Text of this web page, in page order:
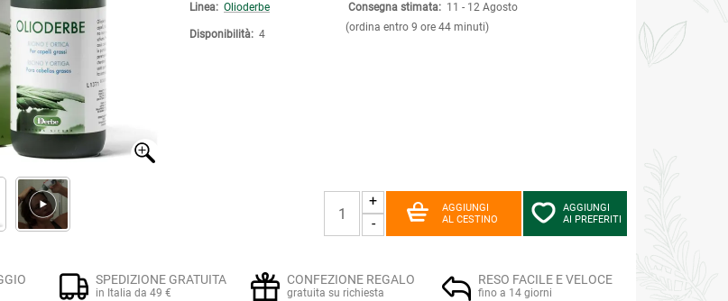
Linea: Olioderbe
Disponibilità: 4
Consegna stimata: 11 - 12 Agosto
(ordina entro 9 ore 44 minuti)
+
-
AGGIUNGI
AL CESTINO
AGGIUNGI
AI PREFERITI
SPEDIZIONE GRATUITA
in Italia da 49 €
CONFEZIONE REGALO
gratuita su richiesta
RESO FACILE E VELOCE
fino a 14 giorni